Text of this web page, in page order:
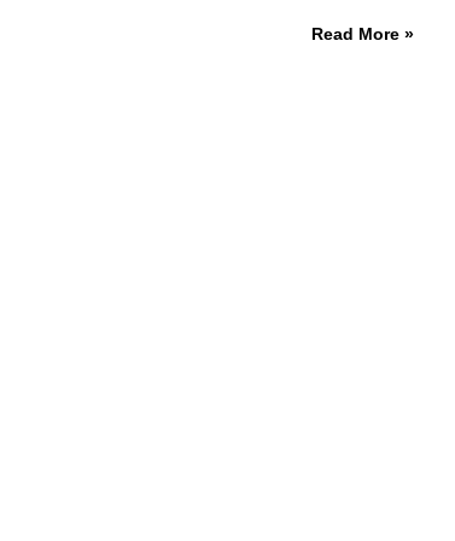
Read More »